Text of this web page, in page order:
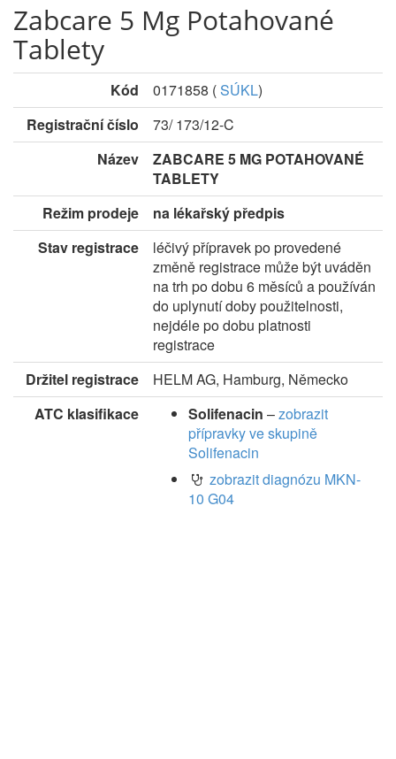
Zabcare 5 Mg Potahované
Tablety
Kód 0171858 (SÚKL)
Registrační číslo
73/ 173/12-C
Název
ZABCARE 5 MG POTAHOVANÉ
TABLETY
Režim prodeje
na lékařský předpis
Stav registrace
léčivý přípravek po provedené
změně registrace může být uváděn
na trh po dobu 6 měsíců a používán
do uplynutí doby použitelnosti,
nejdéle po dobu platnosti
registrace
Držitel registrace
HELM AG, Hamburg, Německo
ATC klasifikace
Solifenacin –zobrazit
přípravky ve skupině
Solifenacin
zobrazit diagnózu MKN-
10 G04